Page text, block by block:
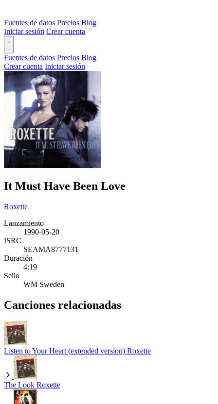
Fuentes de datos Precios Blog
Iniciar sesión Crear cuenta
Fuentes de datos Precios Blog
Crear cuenta Iniciar sesión
It Must Have Been Love
Roxette
Lanzamiento
1990-05-20
ISRC
SEAMA8777131
Duración
4:19
Sello
WM Sweden
Canciones relacionadas
Listen to Your Heart (extended version) Roxette
The Look Roxette